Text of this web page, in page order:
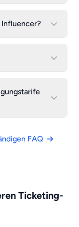
FAQ
Ticketing-